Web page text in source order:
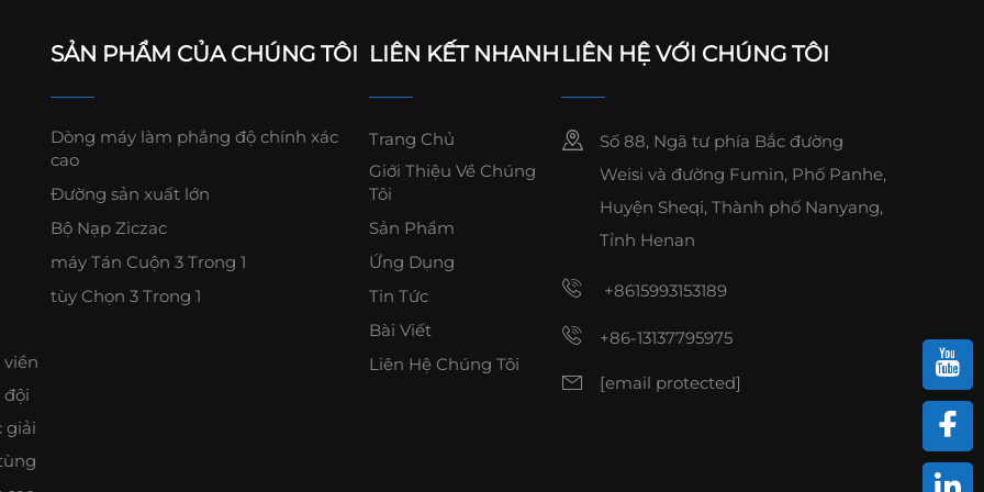
đội
giải
SẢN PHẨM CỦA CHÚNG TÔI
Dòng máy làm phẳng độ chính xác
cao
Đường sản xuất lớn
Bộ Nạp Ziczac
máy Tán Cuộn 3 Trong 1
tùy Chọn 3 Trong 1
LIÊN KẾT NHANH
Trang Chủ
Giới Thiệu Về Chúng
Tôi
Sản Phẩm
Ứng Dụng
Tin Tức
Bài Viết
Liên Hệ Chúng Tôi
LIÊN HỆ VỚI CHÚNG TÔI
Số 88, Ngã tư phía Bắc đường
Weisi và đường Fumin, Phố Panhe,
Huyện Sheqi, Thành phố Nanyang,
Tỉnh Henan
+8615993153189
+86-13137795975
[email protected]